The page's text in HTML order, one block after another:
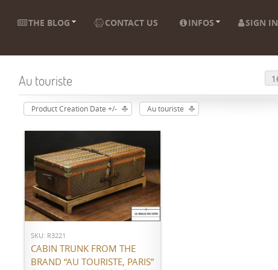
THE BLOG CONTACT US INFOS
SIGN IN
Au touriste
Product Creation Date +/- Au touriste
ADD TO CART
SKU: R3221
CABIN TRUNK FROM THE
BRAND “AU TOURISTE, PARIS”